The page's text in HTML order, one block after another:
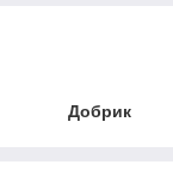
Добрик